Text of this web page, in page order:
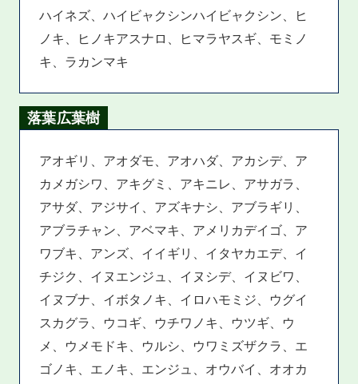
ハイネズ、ハイビャクシンハイビャクシン、ヒ
ノキ、ヒノキアスナロ、ヒマラヤスギ、モミノ
キ、ラカンマキ
落葉広葉樹
アオギリ、アオダモ、アオハダ、アカシデ、ア
カメガシワ、アキグミ、アキニレ、アサガラ、
アサダ、アジサイ、アズキナシ、アブラギリ、
アブラチャン、アベマキ、アメリカデイゴ、ア
ワブキ、アンズ、イイギリ、イタヤカエデ、イ
チジク、イヌエンジュ、イヌシデ、イヌビワ、
イヌブナ、イボタノキ、イロハモミジ、ウグイ
スカグラ、ウコギ、ウチワノキ、ウツギ、ウ
メ、ウメモドキ、ウルシ、ウワミズザクラ、エ
ゴノキ、エノキ、エンジュ、オウバイ、オオカ